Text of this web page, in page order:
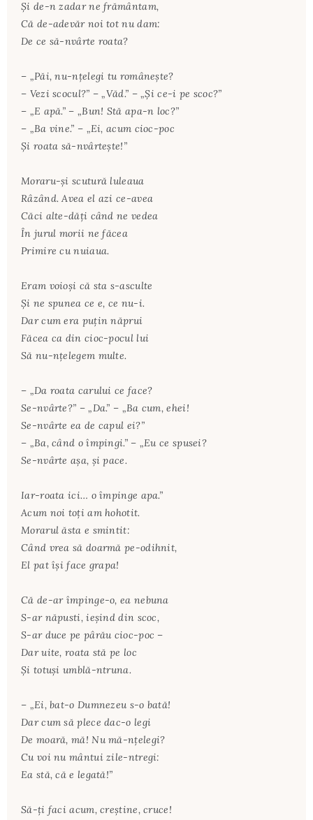
Şi de-n zadar ne frământam,
Că de-adevăr noi tot nu dam:
De ce să-nvârte roata?
– „Păi, nu-nţelegi tu româneşte?
– Vezi scocul?” – „Văd.” – „Şi ce-i pe scoc?”
– „E apă.” – „Bun! Stă apa-n loc?”
– „Ba vine.” – „Ei, acum cioc-poc
Şi roata să-nvârteşte!”
Moraru-şi scutură luleaua
Râzând. Avea el azi ce-avea
Căci alte-dăţi când ne vedea
În jurul morii ne făcea
Primire cu nuiaua.
Eram voioşi că sta s-asculte
Şi ne spunea ce e, ce nu-i.
Dar cum era puţin năprui
Făcea ca din cioc-pocul lui
Să nu-nţelegem multe.
– „Da roata carului ce face?
Se-nvârte?” – „Da.” – „Ba cum, ehei!
Se-nvârte ea de capul ei?”
– „Ba, când o împingi.” – „Eu ce spusei?
Se-nvârte aşa, şi pace.
Iar-roata ici… o împinge apa.”
Acum noi toţi am hohotit.
Morarul ăsta e smintit:
Când vrea să doarmă pe-odihnit,
El pat îşi face grapa!
Că de-ar împinge-o, ea nebuna
S-ar năpusti, ieşind din scoc,
S-ar duce pe pârău cioc-poc –
Dar uite, roata stă pe loc
Şi totuşi umblă-ntruna.
– „Ei, bat-o Dumnezeu s-o bată!
Dar cum să plece dac-o legi
De moară, mă! Nu mă-nţelegi?
Cu voi nu mântui zile-ntregi:
Ea stă, că e legată!”
Să-ţi faci acum, creştine, cruce!